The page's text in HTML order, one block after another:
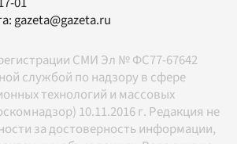
gazeta@gazeta.ru
СМИ Эл № ФС77-67642
службой по надзору в сфере
технологий и массовых
10.11.2016 г. Редакция не
за достоверность информации,